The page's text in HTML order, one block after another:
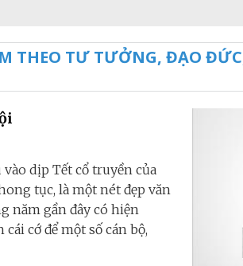
THEO TƯ TƯỞNG, ĐẠO
vào dịp Tết cổ truyền của
tục, là một nét đẹp văn
năm gần đây có hiện
cớ để một số cán bộ,